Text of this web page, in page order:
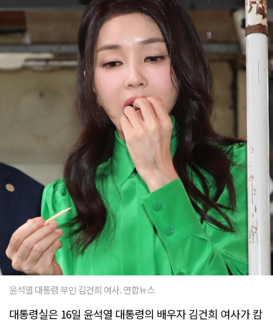
윤석열 대통령 부인 김건희 여사. 연합뉴스
대통령실은 16일 윤석열 대통령의 배우자 김건희 여사가 캄